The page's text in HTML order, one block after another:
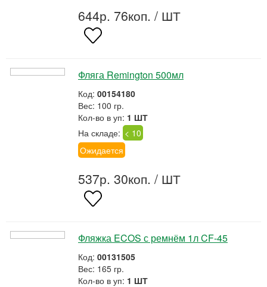
644р. 76коп. / ШТ
Фляга Remington 500мл
Код: 00154180
Вес: 100 гр.
Кол-во в уп: 1 ШТ
На складе: < 10
Ожидается
537р. 30коп. / ШТ
Фляжка ECOS с ремнём 1л CF-45
Код: 00131505
Вес: 165 гр.
Кол-во в уп: 1 ШТ